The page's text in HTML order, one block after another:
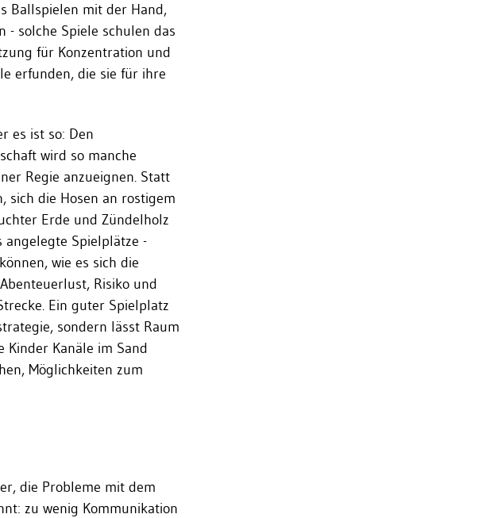
Ballspielen mit der Hand,
- solche Spiele schulen das
für Konzentration und
erfunden, die sie für ihre
es ist so: Den
wird so manche
Regie anzueignen. Statt
sich die Hosen an rostigem
Erde und Zündelholz
angelegte Spielplätze -
wie es sich die
Risiko und
Ein guter Spielplatz
sondern lässt Raum
Kinder Kanäle im Sand
Möglichkeiten zum
die Probleme mit dem
zu wenig Kommunikation